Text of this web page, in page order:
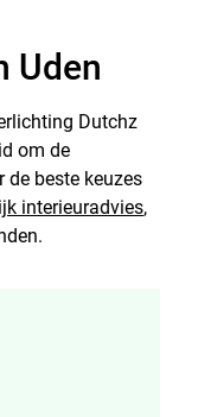
Uden
Dutchz
om de
de beste keuzes
interieuradvies,